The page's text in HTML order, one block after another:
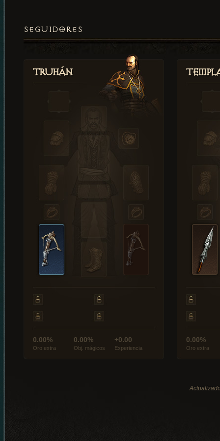
SEGUIDORES
Truhán
0.00%
Oro extra
0.00%
Obj. mágicos
+0.00
Experiencia
0.00%
Oro extra